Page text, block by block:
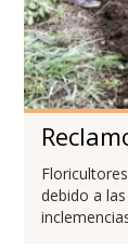
debido a